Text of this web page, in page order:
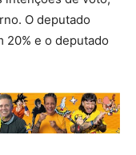
O deputado
20% e o deputado